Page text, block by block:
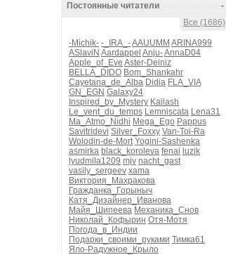
-
Постоянные читатели
Все (1686)
-Michik- -_IRA_-AAUUMM ARINA999
ASlaviN Aardappel Anju-AnnaD04
Apple_of_Eve Aster-Deiniz
BELLA_DIDO Bom_Shankahr
Cayetana_de_Alba Didia FLA_VIA
GN_EGN Galaxy24
Inspired_by_Mystery Kailash
Le_vent_du_temps Lemniscata Lena31
Ma_Atmo_Nidhi Mega_Ego Pappus
Savitridevi Silver_Foxxy Van-Toi-Ra
Wolodin-de-Mort Yogini-Sashenka
asmirka black_koroleva fenai luzik
lyudmila1209 mjv nacht_gast
vasily_sergeev xama
Виктория_Махракова
Гражданка_Горыныч
Катя_Дизайнер_Иванова
Майя_Шипеева Механика_Снов
Николай_Кофырин Отя-Мотя
Погода_в_Индии
Подарки_своими_руками Тимка61
Яло-Радужное_Крыло